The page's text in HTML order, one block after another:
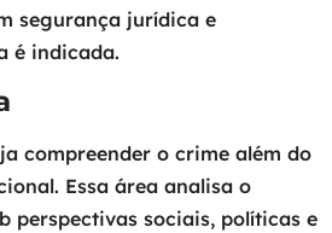
segurança jurídica e
é indicada.
compreender o crime além do
Essa área analisa o
perspectivas sociais, políticas e